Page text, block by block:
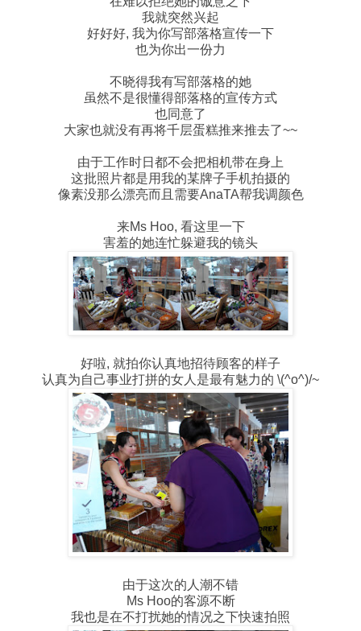
我就突然兴起
好好好, 我为你写部落格宣传一下
也为你出一份力
不晓得我有写部落格的她
虽然不是很懂得部落格的宣传方式
也同意了
大家也就没有再将千层蛋糕推来推去了~~
由于工作时日都不会把相机带在身上
这批照片都是用我的某牌子手机拍摄的
像素没那么漂亮而且需要AnaTA帮我调颜色
来Ms Hoo, 看这里一下
害羞的她连忙躲避我的镜头
好啦, 就拍你认真地招待顾客的样子
认真为自己事业打拼的女人是最有魅力的 \(^o^)/~
由于这次的人潮不错
Ms Hoo的客源不断
我也是在不打扰她的情况之下快速拍照